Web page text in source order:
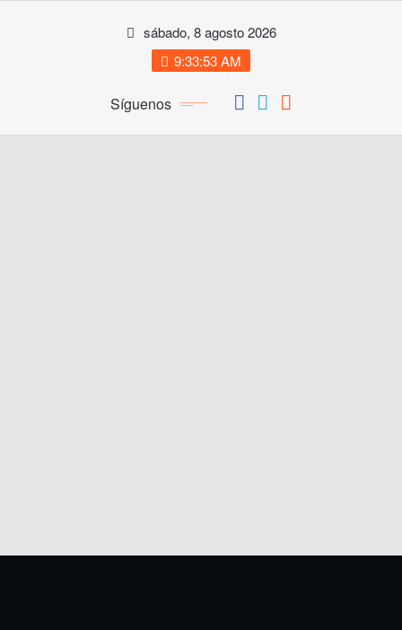
sábado, 8 agosto 2026
9:33:53 AM
Síguenos